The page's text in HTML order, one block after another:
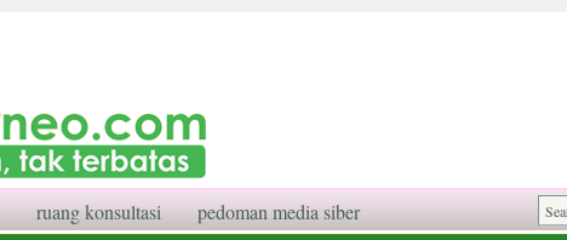
ruang konsultasi pedoman media siber